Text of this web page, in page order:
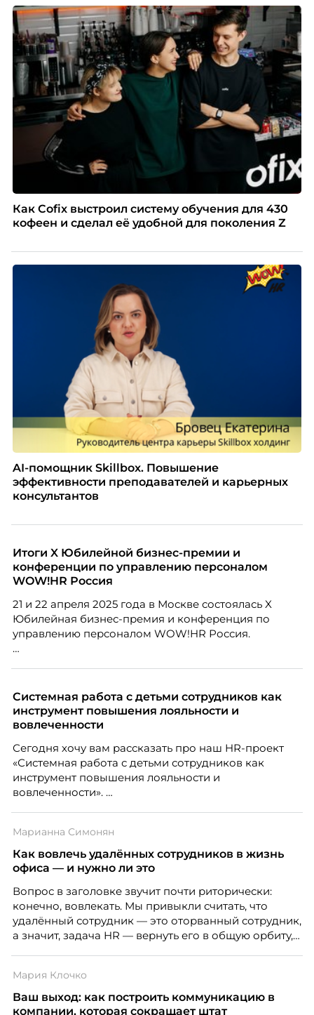
рассказывает, как выстроить адаптацию
распределенной команды без лишнего контроля и
бесконечных созвонов.
Как Cofix выстроил систему обучения для 430
кофеен и сделал её удобной для поколения Z
AI-помощник Skillbox. Повышение
эффективности преподавателей и карьерных
консультантов
Итоги X Юбилейной бизнес-премии и
конференции по управлению персоналом
WOW!HR Россия
21 и 22 апреля 2025 года в Москве состоялась X
Юбилейная бизнес-премия и конференция по
управлению персоналом WOW!HR Россия.
номинантов и гостей мероприятия.
Системная работа с детьми сотрудников как
инструмент повышения лояльности и
вовлеченности
Сегодня хочу вам рассказать про наш HR-проект
«Системная работа с детьми сотрудников как
инструмент повышения лояльности и
вовлеченности».
Марианна Симонян
Как вовлечь удалённых сотрудников в жизнь
офиса — и нужно ли это
Вопрос в заголовке звучит почти риторически:
конечно, вовлекать. Мы привыкли считать, что
удалённый сотрудник — это оторванный сотрудник,
а значит, задача HR — вернуть его в общую орбиту,
вовлечения, стоит остановиться на неудобном
факте: данные говорят ровно обратное тому, что
подсказывает интуиция. Автор свежего выпуска
Мария Клочко
Ваш выход: как построить коммуникацию в
компании, которая сокращает штат